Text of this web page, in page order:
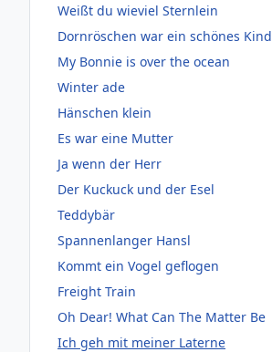
Weißt du wieviel Sternlein
Dornröschen war ein schönes Kind
My Bonnie is over the ocean
Winter ade
Hänschen klein
Es war eine Mutter
Ja wenn der Herr
Der Kuckuck und der Esel
Teddybär
Spannenlanger Hansl
Kommt ein Vogel geflogen
Freight Train
Oh Dear! What Can The Matter Be
Ich geh mit meiner Laterne